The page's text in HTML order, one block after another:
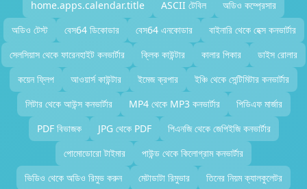
home.apps.calendar.title
ASCII টেবিল
অডিও কম্প্রেসার
অডিও টেস্ট
বেস64 ডিকোডার বেস64 এনকোডার
বাইনারি থেকে হেক্স কনভার্টার
সেলসিয়াস থেকে ফারেনহাইট কনভার্টার
ক্লিক কাউন্টার কালার পিকার
ডাইস রোলার
কয়েন ফ্লিপ
আওয়ার্স কাউন্টার ইমেজ ক্রপার
ইঞ্চি থেকে সেন্টিমিটার কনভার্টার
লিটার থেকে আউন্স কনভার্টার
MP4 থেকে MP3 কনভার্টার
পিডিএফ মার্জার
PDF বিভাজক
JPG থেকে PDF
পিএনজি থেকে জেপিইজি কনভার্টার
পোমোডোরো টাইমার
পাউন্ড থেকে কিলোগ্রাম কনভার্টার
ভিডিও থেকে অডিও রিমুভ করুন
মেটাডাটা রিমুভার
তিনের নিয়ম ক্যালকুলেটর